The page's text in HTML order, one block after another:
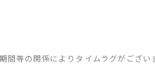
等の関係によりタイムラグがござい